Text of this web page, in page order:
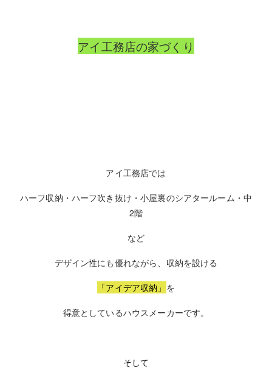
アイ工務店の家づくり
アイ工務店では
ハーフ収納・ハーフ吹き抜け・小屋裏のシアタールーム・中
2階
など
デザイン性にも優れながら、収納を設ける
「アイデア収納」 を
得意としているハウスメーカーです。
そして